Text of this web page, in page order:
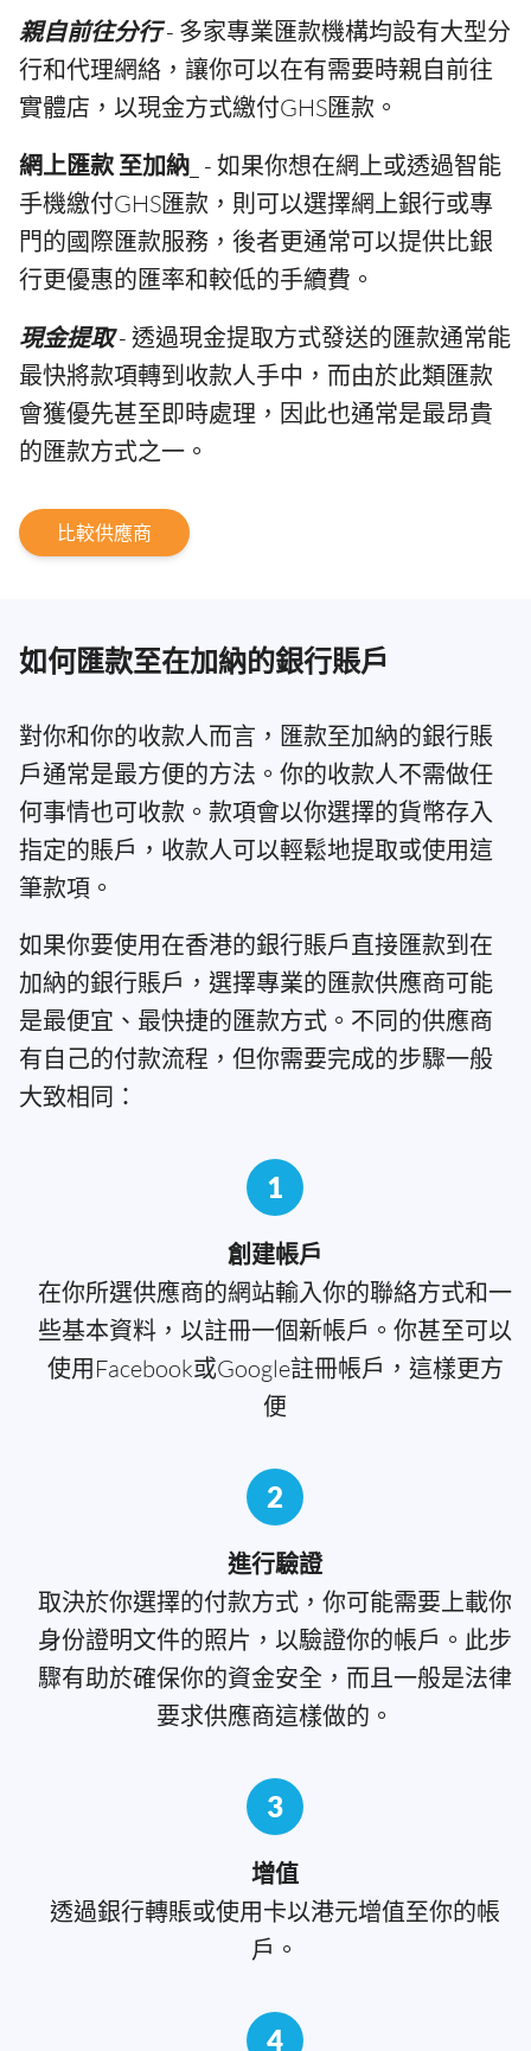
親自前往分行- 多家專業匯款機構均設有大型分
行和代理網絡，讓你可以在有需要時親自前往
實體店，以現金方式繳付GHS匯款。
網上匯款 至加納 _ - 如果你想在網上或透過智能
手機繳付GHS匯款，則可以選擇網上銀行或專
門的國際匯款服務，後者更通常可以提供比銀
行更優惠的匯率和較低的手續費。
現金提取- 透過現金提取方式發送的匯款通常能
最快將款項轉到收款人手中，而由於此類匯款
會獲優先甚至即時處理，因此也通常是最昂貴
的匯款方式之一。
比較供應商
如何匯款至在加納的銀行賬戶
對你和你的收款人而言，匯款至加納的銀行賬
戶通常是最方便的方法。你的收款人不需做任
何事情也可收款。款項會以你選擇的貨幣存入
指定的賬戶，收款人可以輕鬆地提取或使用這
筆款項。
如果你要使用在香港的銀行賬戶直接匯款到在
加納的銀行賬戶，選擇專業的匯款供應商可能
是最便宜、最快捷的匯款方式。不同的供應商
有自己的付款流程，但你需要完成的步驟一般
大致相同：
1
創建帳戶
在你所選供應商的網站輸入你的聯絡方式和一
些基本資料，以註冊一個新帳戶。你甚至可以
使用Facebook或Google註冊帳戶，這樣更方
便
2
進行驗證
取決於你選擇的付款方式，你可能需要上載你
身份證明文件的照片，以驗證你的帳戶。此步
驟有助於確保你的資金安全，而且一般是法律
要求供應商這樣做的。
3
增值
透過銀行轉賬或使用卡以港元增值至你的帳
戶。
4